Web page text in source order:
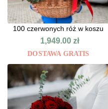
100 czerwonych róż w koszu
1,949.00zł
DOSTAWA GRATIS